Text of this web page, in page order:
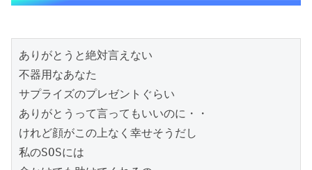
ありがとうと絶対言えない
不器用なあなた
サプライズのプレゼントぐらい
ありがとうって言ってもいいのに・・
けれど顔がこの上なく幸せそうだし
私のSOSには